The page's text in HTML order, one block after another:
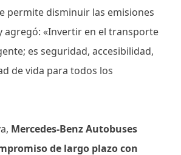
permite disminuir las emisiones
agregó: «Invertir en el transporte
es seguridad, accesibilidad,
de vida para todos los
Mercedes-Benz Autobuses
de largo plazo con